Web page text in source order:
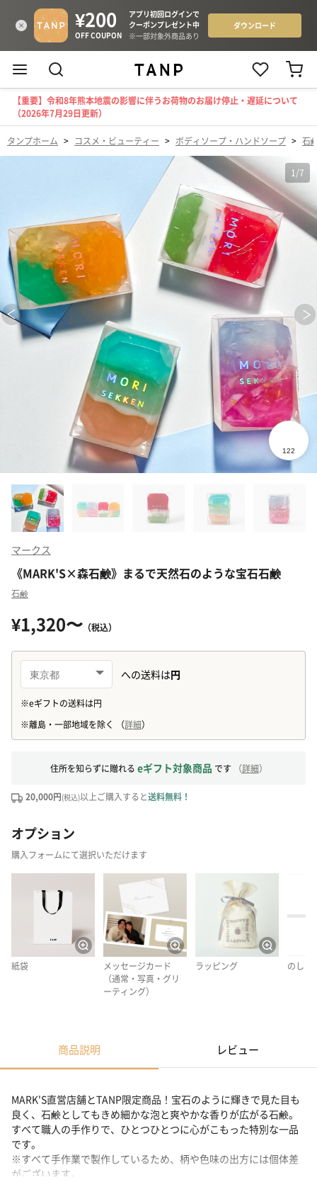
【重要】令和8年熊本地震の影響に伴うお荷物のお届け停止・遅延について
（2026年7月29日更新）
タンプホーム > コスメ・ビューティー > ボディソープ・ハンドソープ > 石
1 /7
マークス
《MARK'S×森石鹸》まるで天然石のような宝石石鹸
石鹸
¥1,320〜 （税込）
住所を知らずに贈れる eギフト対象商品 です （詳細）
20,000円(税込)以上ご購入すると送料無料！
オプション
購入フォームにて選択いただけます
紙袋
メッセージカード
（通常・写真・グリ
ーティング）
ラッピング のし
商品説明 レビュー
MARK'S直営店舗とTANP限定商品！宝石のように輝きで見た目も
良く、石鹸としてもきめ細かな泡と爽やかな香りが広がる石鹸。
すべて職人の手作りで、ひとつひとつに心がこもった特別な一品
です。
※すべて手作業で製作しているため、柄や色味の出方には個体差
がございます。